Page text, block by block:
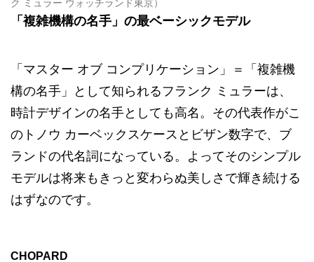
ク ミュラー ウォッチランド東京）
「複雑機構の名手」の最ベーシックモデル
「マスター オブ コンプリケーション」＝「複雑機
構の名手」として知られるフランク ミュラーは、
時計デザインの名手としても高名。その代表作がこ
のトノウ カーベックスケースとビザン数字で、ブ
ランドの代名詞になっている。よってそのシンプル
モデルは将来もきっと変わらぬ美しさで輝き続ける
はずなのです。
CHOPARD